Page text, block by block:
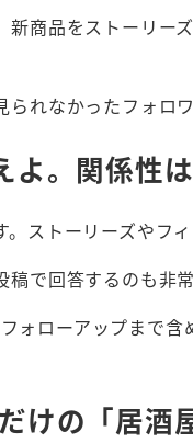
商品をストーリ
れなかったフォロ
。関係性
ストーリーズやフ
で回答するのも非
ローアップまで
けの「居酒